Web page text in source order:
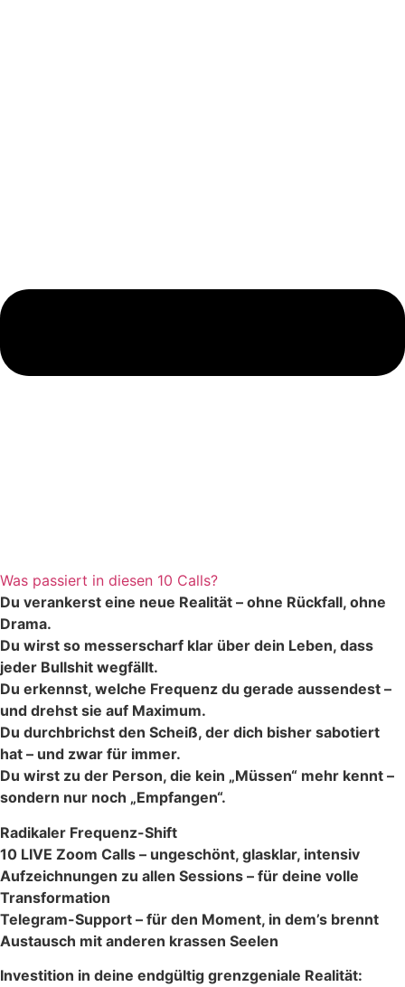
Was passiert in diesen 10 Calls?
Du verankerst eine neue Realität – ohne Rückfall, ohne
Drama.
Du wirst so messerscharf klar über dein Leben, dass
jeder Bullshit wegfällt.
Du erkennst, welche Frequenz du gerade aussendest –
und drehst sie auf Maximum.
Du durchbrichst den Scheiß, der dich bisher sabotiert
hat – und zwar für immer.
Du wirst zu der Person, die kein „Müssen“ mehr kennt –
sondern nur noch „Empfangen“.
Radikaler Frequenz-Shift
10 LIVE Zoom Calls – ungeschönt, glasklar, intensiv
Aufzeichnungen zu allen Sessions – für deine volle
Transformation
Telegram-Support – für den Moment, in dem’s brennt
Austausch mit anderen krassen Seelen
Investition in deine endgültig grenzgeniale Realität: